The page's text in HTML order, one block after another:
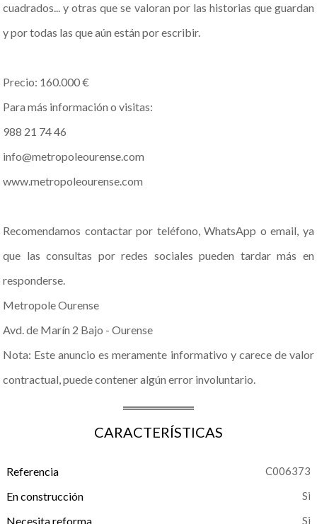
cuadrados... y otras que se valoran por las historias que guardan
y por todas las que aún están por escribir.
Precio: 160.000 €
Para más información o visitas:
988 21 74 46
info@metropoleourense.com
www.metropoleourense.com
Recomendamos contactar por teléfono, WhatsApp o email, ya
que las consultas por redes sociales pueden tardar más en
responderse.
Metropole Ourense
Avd. de Marín 2 Bajo - Ourense
Nota: Este anuncio es meramente informativo y carece de valor
contractual, puede contener algún error involuntario.
CARACTERÍSTICAS
Referencia C006373
En construcción
Necesita reforma